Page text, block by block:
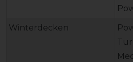
Winterdecken